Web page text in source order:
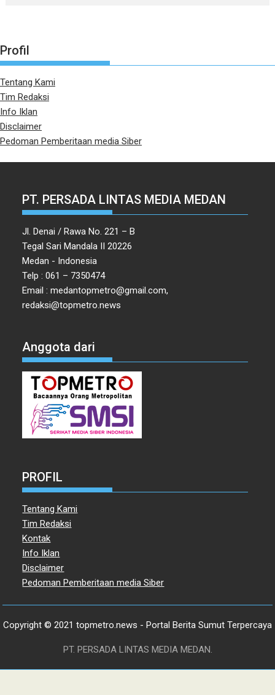
Profil
Tentang Kami
Tim Redaksi
Info Iklan
Disclaimer
Pedoman Pemberitaan media Siber
PT. PERSADA LINTAS MEDIA MEDAN
Jl. Denai / Rawa No. 221 – B
Tegal Sari Mandala II 20226
Medan - Indonesia
Telp : 061 – 7350474
Email : medantopmetro@gmail.com,
redaksi@topmetro.news
Anggota dari
PROFIL
Tentang Kami
Tim Redaksi
Kontak
Info Iklan
Disclaimer
Pedoman Pemberitaan media Siber
Copyright © 2021 topmetro.news - Portal Berita Sumut Terpercaya
PT. PERSADA LINTAS MEDIA MEDAN.